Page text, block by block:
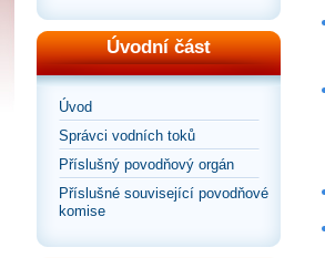
Úvodní část
Úvod
Správci vodních toků
Příslušný povodňový orgán
Příslušné související povodňové
komise